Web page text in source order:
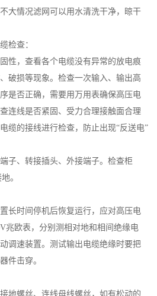
大情况滤网可以用水清洗干净，晾干
检查：
，查看各个电缆没有异常的放电痕
破损等现象。检查一次输入、输出高
是否正确，需要用万用表确保高压电
连线是否紧固、受力合理接触面合理
缆的接线进行检查，防止出现“反送电”
、转接插头、外接端子。检查柜
。
长时间停机后恢复运行，应对高压电
兆欧表，分别测相对地和相间绝缘电
调速装置。测试输出电缆绝缘时要把
件击穿。
螺丝、连线母线螺丝，如有松动的